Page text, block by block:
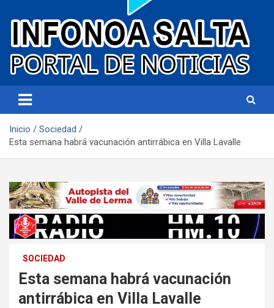
Infonoa Salta
Inicio
Sociedad
Esta semana habrá vacunación antirrábica en Villa Lavalle
SOCIEDAD
Esta semana habrá vacunación
antirrábica en Villa Lavalle